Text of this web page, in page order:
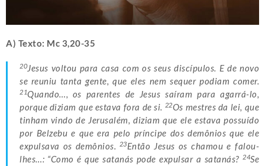
A) Texto: Mc 3,20-35
20Jesus voltou para casa com os seus discípulos. E de novo
se reuniu tanta gente, que eles nem sequer podiam comer.
21Quando…, os parentes de Jesus saíram para agarrá-lo,
porque diziam que estava fora de si. 22Os mestres da lei, que
tinham vindo de Jerusalém, diziam que ele estava possuído
por Belzebu e que era pelo príncipe dos demônios que ele
expulsava os demônios.
23Então Jesus os chamou e falou-
lhes…: “Como é que satanás pode expulsar a satanás? 24Se